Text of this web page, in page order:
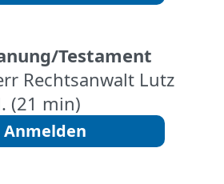
Testament
Rechtsanwalt Lutz
(21 min)